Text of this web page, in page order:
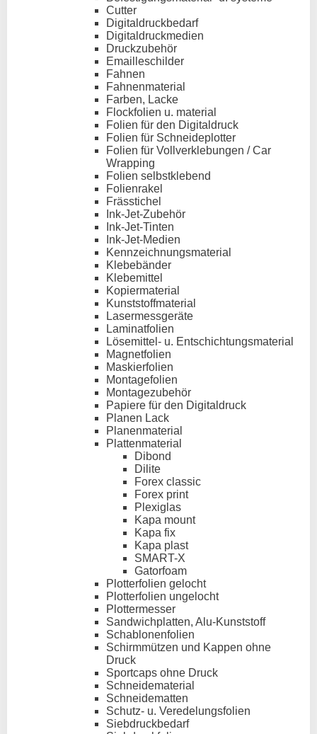
Cutter
Digitaldruckbedarf
Digitaldruckmedien
Druckzubehör
Emailleschilder
Fahnen
Fahnenmaterial
Farben, Lacke
Flockfolien u. material
Folien für den Digitaldruck
Folien für Schneideplotter
Folien für Vollverklebungen / Car
Wrapping
Folien selbstklebend
Folienrakel
Frässtichel
Ink-Jet-Zubehör
Ink-Jet-Tinten
Ink-Jet-Medien
Kennzeichnungsmaterial
Klebebänder
Klebemittel
Kopiermaterial
Kunststoffmaterial
Lasermessgeräte
Laminatfolien
Lösemittel- u. Entschichtungsmaterial
Magnetfolien
Maskierfolien
Montagefolien
Montagezubehör
Papiere für den Digitaldruck
Planen Lack
Planenmaterial
Plattenmaterial
Dibond
Dilite
Forex classic
Forex print
Plexiglas
Kapa mount
Kapa fix
Kapa plast
SMART-X
Gatorfoam
Plotterfolien gelocht
Plotterfolien ungelocht
Plottermesser
Sandwichplatten, Alu-Kunststoff
Schablonenfolien
Schirmmützen und Kappen ohne
Druck
Sportcaps ohne Druck
Schneidematerial
Schneidematten
Schutz- u. Veredelungsfolien
Siebdruckbedarf